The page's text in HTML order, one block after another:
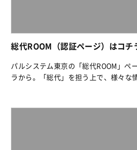
総代ROOM（認証ページ）はコチ
パルシステム東京の「総代ROOM」ペ
ラから。「総代」を担う上で、様々な